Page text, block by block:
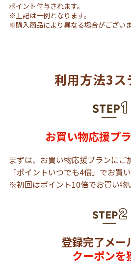
ポイント付与されます。
※上記は一例となります。
※購入商品により異なる場合がございま
利用方法3ス
お買い物応援プ
まずは、お買い物応援プランにご
「ポイントいつでも4倍」でお買
※初回はポイント10倍でお買い物
登録完了メー
クーポンを